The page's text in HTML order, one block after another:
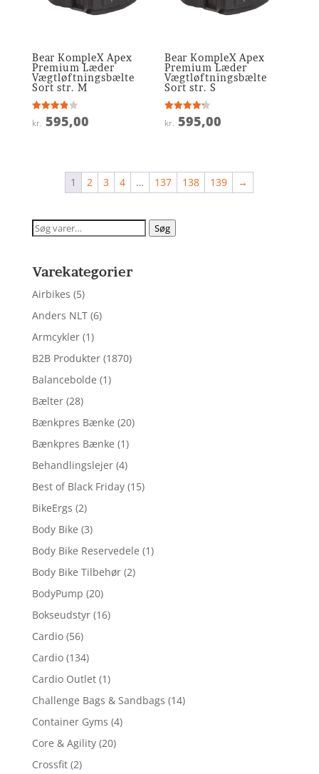
Bear KompleX Apex
Premium Læder
Vægtløftningsbælte
Sort str. M
Vurderet
3.9
kr. 595,00
Bear KompleX Apex
Premium Læder
Vægtløftningsbælte
Sort str. S
Vurderet
4.2
kr. 595,00
1 2 3 4 … 137 138 139 →
Søg
Søg
Varekategorier
Airbikes (5)
Anders NLT (6)
Armcykler (1)
B2B Produkter (1870)
Balancebolde (1)
Bælter (28)
Bænkpres Bænke (20)
Bænkpres Bænke (1)
Behandlingslejer (4)
Best of Black Friday (15)
BikeErgs (2)
Body Bike (3)
Body Bike Reservedele (1)
Body Bike Tilbehør (2)
BodyPump (20)
Bokseudstyr (16)
Cardio (56)
Cardio (134)
Cardio Outlet (1)
Challenge Bags & Sandbags (14)
Container Gyms (4)
Core & Agility (20)
Crossfit (2)